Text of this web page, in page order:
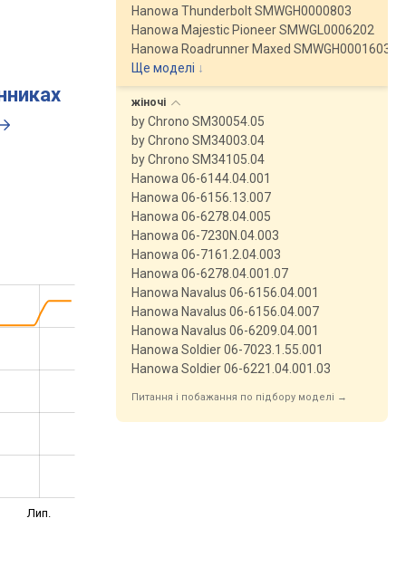
Лип.
Hanowa Thunderbolt SMWGH0000803
Hanowa Majestic Pioneer SMWGL0006202
Hanowa Roadrunner Maxed SMWGH0001603
Ще моделі ↓
жіночі
by Chrono SM30054.05
by Chrono SM34003.04
by Chrono SM34105.04
Hanowa 06-6144.04.001
Hanowa 06-6156.13.007
Hanowa 06-6278.04.005
Hanowa 06-7230N.04.003
Hanowa 06-7161.2.04.003
Hanowa 06-6278.04.001.07
Hanowa Navalus 06-6156.04.001
Hanowa Navalus 06-6156.04.007
Hanowa Navalus 06-6209.04.001
Hanowa Soldier 06-7023.1.55.001
Hanowa Soldier 06-6221.04.001.03
Питання і побажання по підбору моделі →